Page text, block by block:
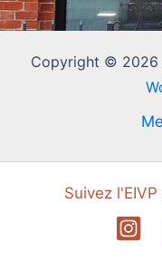
Copyright © 2026
Suivez